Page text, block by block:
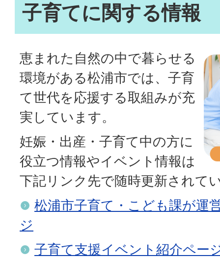
子育てに関する情報
恵まれた自然の中で暮らせる
環境がある松浦市では、子育
て世代を応援する取組みが充
実しています。
妊娠・出産・子育て中の方に
役立つ情報やイベント情報は
下記リンク先で随時更新されて
松浦市子育て・こども課が運
ジ
子育て支援イベント紹介ペー